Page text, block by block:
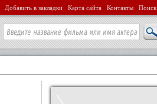
Добавить в закладки Карта сайта Контакты Поиск